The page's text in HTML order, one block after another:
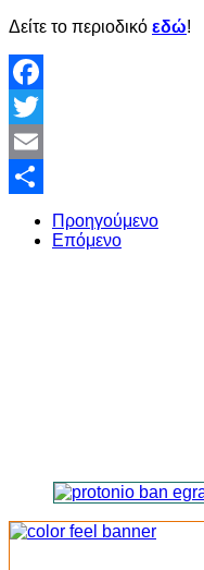
Δείτε το περιοδικό εδώ!
Facebook
Twitter
Email
Share
Προηγούμενο
Επόμενο